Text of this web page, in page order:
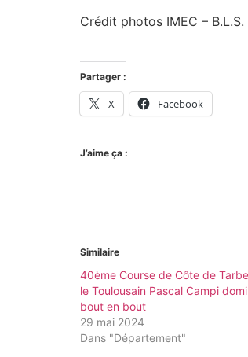
Crédit photos IMEC – B.L.S.
Partager :
X Facebook
J’aime ça :
Similaire
40ème Course de Côte de
le Toulousain Pascal Campi
bout en bout
29 mai 2024
Dans "Département"